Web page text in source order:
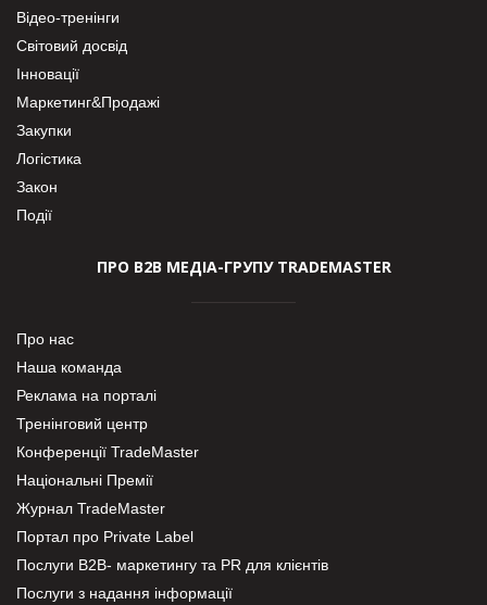
Відео-тренінги
Світовий досвід
Інновації
Маркетинг&Продажі
Закупки
Логістика
Закон
Події
ПРО В2В МЕДІА-ГРУПУ TRADEMASTER
Про нас
Наша команда
Реклама на порталі
Тренінговий центр
Конференції TradeMaster
Національні Премії
Журнал TradeMaster
Портал про Private Label
Послуги В2В- маркетингу та PR для клієнтів
Послуги з надання інформації